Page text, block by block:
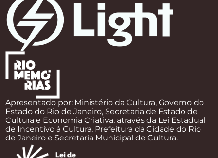
Apresentado por: Ministério da Cultura, Governo do
Estado do Rio de Janeiro, Secretaria de Estado de
Cultura e Economia Criativa, através da Lei Estadual
de Incentivo à Cultura, Prefeitura da Cidade do Rio
de Janeiro e Secretaria Municipal de Cultura.